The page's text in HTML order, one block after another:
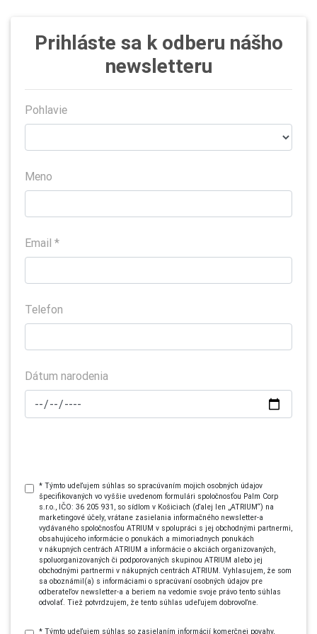
Prihláste sa k odberu nášho
newsletteru
Pohlavie
Meno
Email *
Telefon
Dátum narodenia
* Týmto udeľujem súhlas so spracúvaním mojich osobných údajov
špecifikovaných vo vyššie uvedenom formulári spoločnosťou Palm Corp
s.r.o., IČO: 36 205 931, so sídlom v Košiciach (ďalej len „ATRIUM“) na
marketingové účely, vrátane zasielania informačného newsletter-a
vydávaného spoločnosťou ATRIUM v spolupráci s jej obchodnými partnermi,
obsahujúceho informácie o ponukách a mimoriadnych ponukách
v nákupných centrách ATRIUM a informácie o akciách organizovaných,
spoluorganizovaných či podporovaných skupinou ATRIUM alebo jej
obchodnými partnermi v nákupných centrách ATRIUM. Vyhlasujem, že som
sa oboznámil(a) s informáciami o spracúvaní osobných údajov pre
odberateľov newsletter-a a beriem na vedomie svoje právo tento súhlas
odvolať. Tiež potvrdzujem, že tento súhlas udeľujem dobrovoľne.
* Týmto udeľujem súhlas so zasielaním informácií komerčnej povahy,